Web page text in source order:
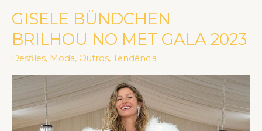
GISELE BÜNDCHEN
BRILHOU NO MET GALA 2023
Desfiles, Moda, Outros, Tendência
GISELE
BÜNDCHEN
BRILHOU
NO
MET
2023